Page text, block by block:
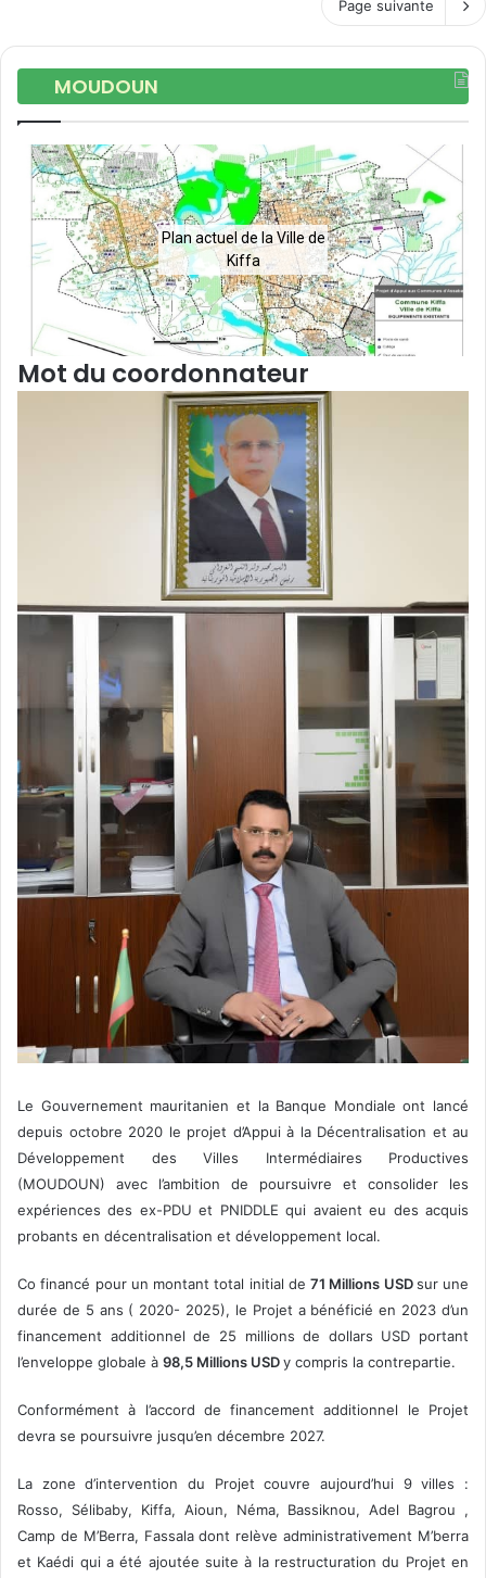
Page suivante
MOUDOUN
Plan actuel de la Ville de
Kiffa
Mot du coordonnateur
Le Gouvernement mauritanien et la Banque Mondiale ont lancé
depuis octobre 2020 le projet d’Appui à la Décentralisation et au
Développement des Villes Intermédiaires Productives
(MOUDOUN) avec l’ambition de poursuivre et consolider les
expériences des ex-PDU et PNIDDLE qui avaient eu des acquis
probants en décentralisation et développement local.
Co financé pour un montant total initial de 71 Millions USDsur une
durée de 5 ans ( 2020- 2025), le Projet a bénéficié en 2023 d’un
financement additionnel de 25 millions de dollars USD portant
l’enveloppe globale à 98,5 Millions USDy compris la contrepartie.
Conformément à l’accord de financement additionnel le Projet
devra se poursuivre jusqu’en décembre 2027.
La zone d’intervention du Projet couvre aujourd’hui 9 villes :
Rosso, Sélibaby, Kiffa, Aioun, Néma, Bassiknou, Adel Bagrou ,
Camp de M’Berra, Fassala dont relève administrativement M’berra
et Kaédi qui a été ajoutée suite à la restructuration du Projet en